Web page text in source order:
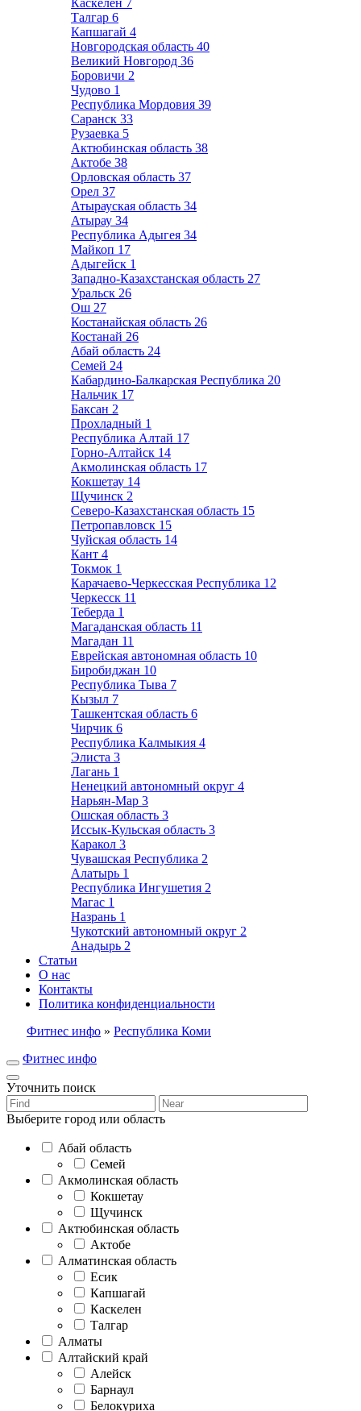
Каскелен 7
Талгар 6
Капшагай 4
Новгородская область 40
Великий Новгород 36
Боровичи 2
Чудово 1
Республика Мордовия 39
Саранск 33
Рузаевка 5
Актюбинская область 38
Актобе 38
Орловская область 37
Орел 37
Атырауская область 34
Атырау 34
Республика Адыгея 34
Майкоп 17
Адыгейск 1
Западно-Казахстанская область 27
Уральск 26
Ош 27
Костанайская область 26
Костанай 26
Абай область 24
Семей 24
Кабардино-Балкарская Республика 20
Нальчик 17
Баксан 2
Прохладный 1
Республика Алтай 17
Горно-Алтайск 14
Акмолинская область 17
Кокшетау 14
Щучинск 2
Северо-Казахстанская область 15
Петропавловск 15
Чуйская область 14
Кант 4
Токмок 1
Карачаево-Черкесская Республика 12
Черкесск 11
Теберда 1
Магаданская область 11
Магадан 11
Еврейская автономная область 10
Биробиджан 10
Республика Тыва 7
Кызыл 7
Ташкентская область 6
Чирчик 6
Республика Калмыкия 4
Элиста 3
Лагань 1
Ненецкий автономный округ 4
Нарьян-Мар 3
Ошская область 3
Иссык-Кульская область 3
Каракол 3
Чувашская Республика 2
Алатырь 1
Республика Ингушетия 2
Магас 1
Назрань 1
Чукотский автономный округ 2
Анадырь 2
Статьи
О нас
Контакты
Политика конфиденциальности
Фитнес инфо » Республика Коми
Фитнес инфо
Уточнить поиск
Выберите город или область
Абай область
Семей
Акмолинская область
Кокшетау
Щучинск
Актюбинская область
Актобе
Алматинская область
Есик
Капшагай
Каскелен
Талгар
Алматы
Алтайский край
Алейск
Барнаул
Белокуриха